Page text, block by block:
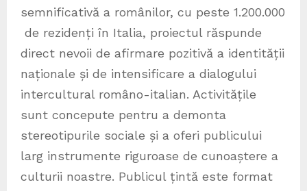
semnificativă a românilor, cu peste 1.200.000
de rezidenți în Italia, proiectul răspunde
direct nevoii de afirmare pozitivă a identității
naționale și de intensificare a dialogului
intercultural româno-italian. Activitățile
sunt concepute pentru a demonta
stereotipurile sociale și a oferi publicului
larg instrumente riguroase de cunoaștere a
culturii noastre. Publicul țintă este format